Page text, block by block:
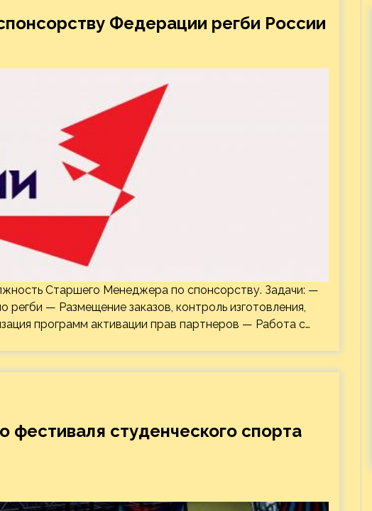
Федерации регби России
Старшего Менеджера по спонсорству. Задачи: —
регби — Размещение заказов, контроль изготовления,
программ активации прав партнеров — Работа с…
фестиваля студенческого спорта